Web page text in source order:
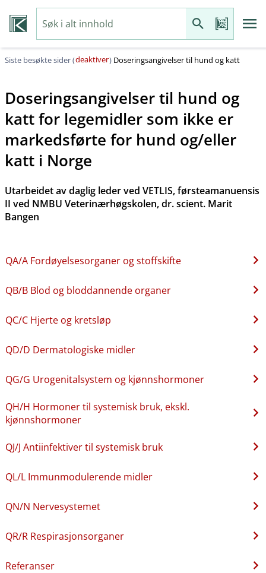
Siste besøkte sider (deaktiver) Doseringsangivelser til hund og katt
Doseringsangivelser til hund og
katt for legemidler som ikke er
markedsførte for hund og​/​eller
katt i Norge
Utarbeidet av daglig leder ved VETLIS, førsteamanuensis
II ved NMBU Veterinærhøgskolen, dr. scient. Marit
Bangen
QA​/​A Fordøyelsesorganer og stoffskifte
QB​/​B Blod og bloddannende organer
QC​/​C Hjerte og kretsløp
QD​/​D Dermatologiske midler
QG​/​G Urogenitalsystem og kjønnshormoner
QH​/​H Hormoner til systemisk bruk, ekskl.
kjønnshormoner
QJ​/​J Antiinfektiver til systemisk bruk
QL​/​L Immunmodulerende midler
QN​/​N Nervesystemet
QR​/​R Respirasjonsorganer
Referanser